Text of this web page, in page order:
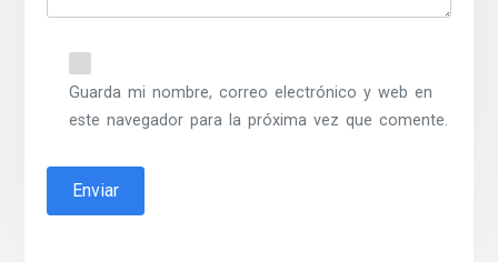
Guarda mi nombre, correo electrónico y web en
este navegador para la próxima vez que comente.